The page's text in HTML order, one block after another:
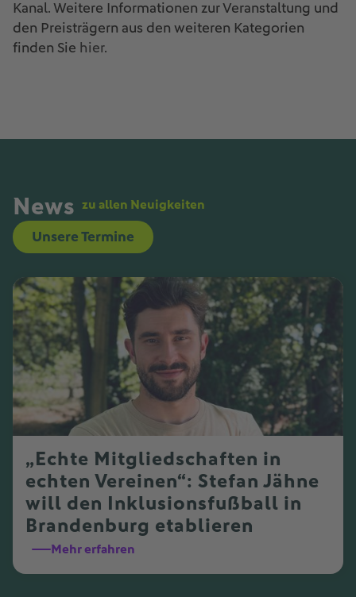
Kanal. Weitere Informationen zur Veranstaltung und
den Preisträgern aus den weiteren Kategorien
finden Sie hier.
News zu allen Neuigkeiten
Unsere Termine
„Echte Mitgliedschaften in
echten Vereinen“: Stefan Jähne
will den Inklusionsfußball in
Brandenburg etablieren
Mehr erfahren